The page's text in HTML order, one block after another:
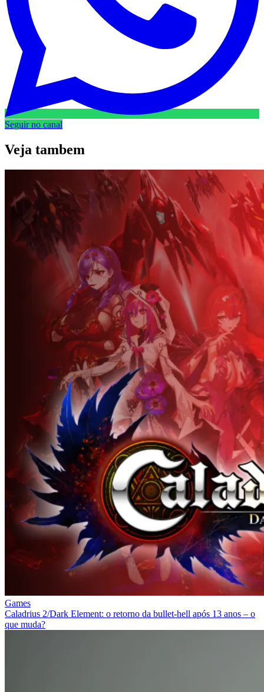
Seguir no canal
Veja tambem
Games
Caladrius 2/Dark Element: o retorno da bullet‑hell após 13 anos – o
que muda?